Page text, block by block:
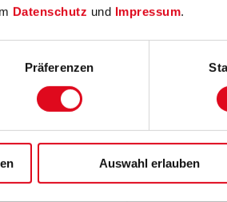
Datenschutz und Impressum.
Präferenzen
Auswahl erlauben
akzeptieren*
ein, dass der